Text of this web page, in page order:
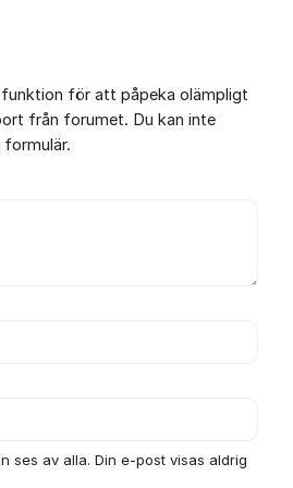
för att påpeka olämpligt
från forumet. Du kan inte
ses av alla. Din e-post visas aldrig